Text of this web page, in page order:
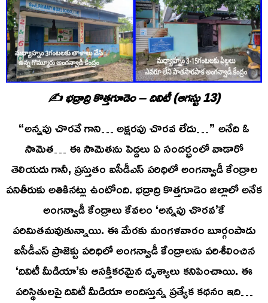
✍️ భద్రాద్రి కొత్తగూడెం – దివిటీ (ఆగస్టు 13)
“అన్నపు చొరవే గాని… అక్షరపు చొరవ లేదు…” అనేది ఓ
సామెత… ఈ సామెతను పెద్దలు ఏ సందర్భంలో వాడారో
తెలియదు గానీ, ప్రస్తుతం ఐసీడీఎస్ పరిధిలో అంగన్వాడీ కేంద్రాల
పనితీరుకు అతికినట్లు ఉంటోంది. భద్రాద్రి కొత్తగూడెం జిల్లాలో అనేక
అంగన్వాడీ కేంద్రాలు కేవలం ‘అన్నపు చొరవ’కే
పరిమితమవుతున్నాయి. ఈ మేరకు మంగళవారం బూర్గంపాడు
ఐసీడీఎస్ ప్రాజెక్టు పరిధిలో అంగన్వాడీ కేంద్రాలను పరిశీలించిన
‘దివిటీ మీడియా’కు ఆసక్తికరమైన దృశ్యాలు కనిపించాయి. ఈ
పరిస్థితులపై దివిటీ మీడియా అందిస్తున్న ప్రత్యేక కథనం ఇది…